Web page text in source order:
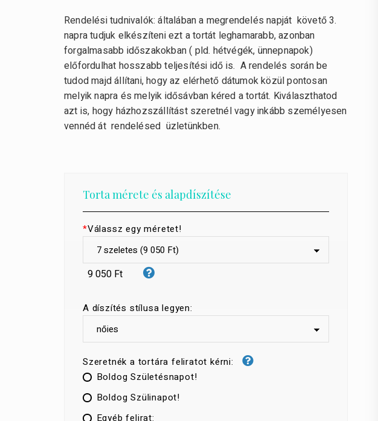
Rendelési tudnivalók: általában a megrendelés napját követő 3.
napra tudjuk elkészíteni ezt a tortát leghamarabb, azonban
forgalmasabb időszakokban ( pld. hétvégék, ünnepnapok)
előfordulhat hosszabb teljesítési idő is. A rendelés során be
tudod majd állítani, hogy az elérhető dátumok közül pontosan
melyik napra és melyik idősávban kéred a tortát. Kiválaszthatod
azt is, hogy házhozszállítást szeretnél vagy inkább személyesen
vennéd át rendelésed üzletünkben.
Torta mérete és alapdíszítése
*Válassz egy méretet!
9 050 Ft
A díszítés stílusa legyen:
Szeretnék a tortára feliratot kérni:
Boldog Születésnapot!
Boldog Szülinapot!
Egyéb felirat: